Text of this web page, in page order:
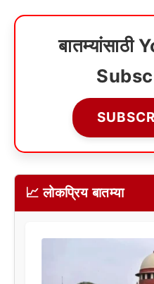
📈 लोकप्रिय बातम्या